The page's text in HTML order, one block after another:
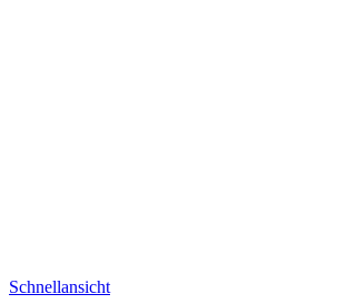
Schnellansicht